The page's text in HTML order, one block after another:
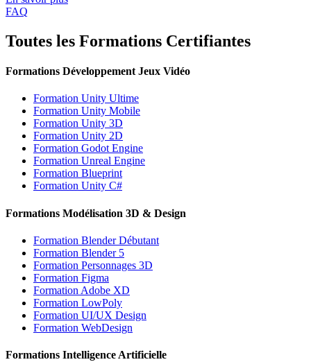
FAQ
Toutes les Formations Certifiantes
Formations Développement Jeux Vidéo
Formation Unity Ultime
Formation Unity Mobile
Formation Unity 3D
Formation Unity 2D
Formation Godot Engine
Formation Unreal Engine
Formation Blueprint
Formation Unity C#
Formations Modélisation 3D & Design
Formation Blender Débutant
Formation Blender 5
Formation Personnages 3D
Formation Figma
Formation Adobe XD
Formation LowPoly
Formation UI/UX Design
Formation WebDesign
Formations Intelligence Artificielle